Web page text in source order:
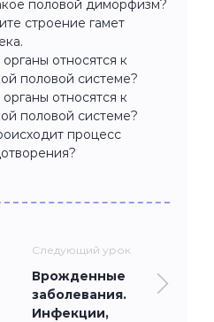
половой диморфизм?
строение гамет
относятся к
половой системе?
относятся к
половой системе?
процесс
Следующий урок
Врожденные
заболевания.
Инфекции,